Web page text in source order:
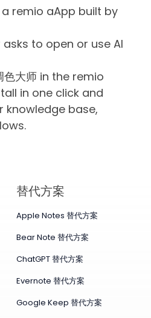
a remio aApp built by
to open or use AI
色大师 in the remio
in one click and
knowledge base,
替代方案
Apple Notes 替代方案
Bear Note 替代方案
ChatGPT 替代方案
Evernote 替代方案
Google Keep 替代方案